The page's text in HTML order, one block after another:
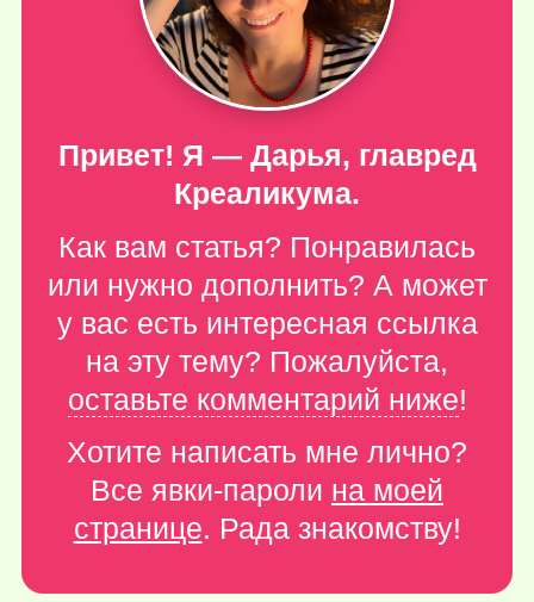
Привет! Я — Дарья, главред
Креаликума.
Как вам статья? Понравилась
или нужно дополнить? А может
у вас есть интересная ссылка
на эту тему? Пожалуйста,
оставьте комментарий ниже!
Хотите написать мне лично?
Все явки-пароли на моей
странице. Рада знакомству!